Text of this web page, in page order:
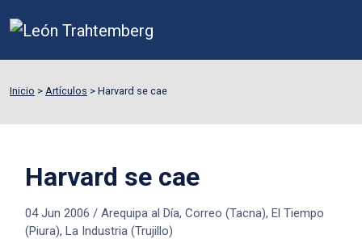
Inicio > Artículos > Harvard se cae
Harvard se cae
04 Jun 2006 / Arequipa al Día, Correo (Tacna), El Tiempo
(Piura), La Industria (Trujillo)